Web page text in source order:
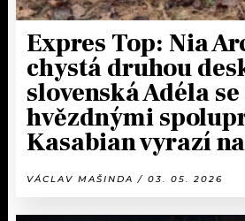
Expres Top: Nia
chystá druhou
slovenská Adéla
hvězdnými
Kasabian vyrazí
VÁCLAV MAŠINDA / 03. 05. 2026